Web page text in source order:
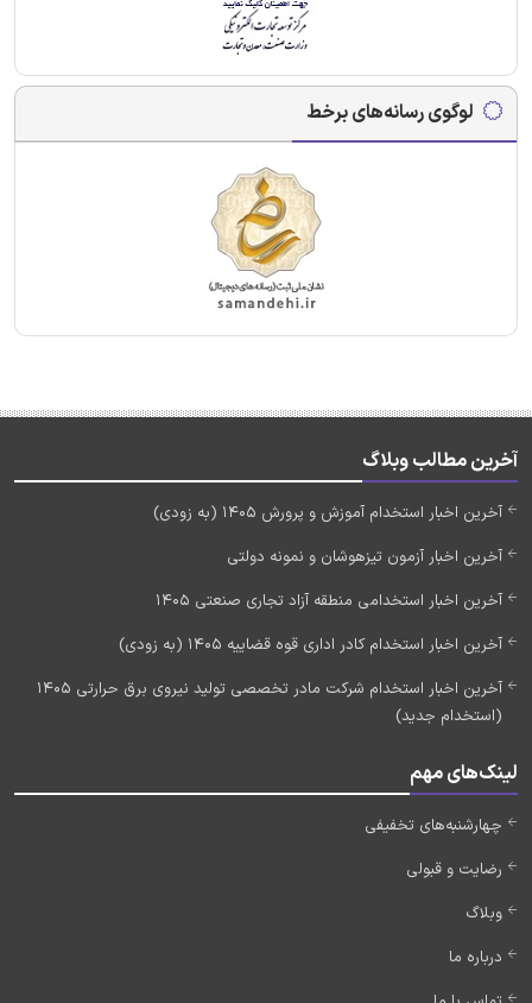
لوگوی رسانه‌های برخط
آخرین مطالب وبلاگ
آخرین اخبار استخدام آموزش و پرورش 1405 (به زودی)
آخرین اخبار آزمون تیزهوشان و نمونه دولتی
آخرین اخبار استخدامی منطقه آزاد تجاری صنعتی 1405
آخرین اخبار استخدام کادر اداری قوه قضاییه 1405 (به زودی)
آخرین اخبار استخدام شرکت مادر تخصصی تولید نیروی برق حرارتی 1405
(استخدام جدید)
لینک‌های مهم
چهارشنبه‌های تخفیفی
رضایت و قبولی
وبلاگ
درباره ما